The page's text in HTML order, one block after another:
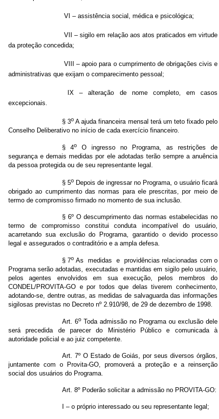
VI – assistência social, médica e psicológica;
VII – sigilo em relação aos atos praticados em virtude
da proteção concedida;
VIII – apoio para o cumprimento de obrigações civis e
administrativas que exijam o comparecimento pessoal;
IX – alteração de nome completo, em casos
excepcionais.
§ 3o A ajuda financeira mensal terá um teto fixado pelo
Conselho Deliberativo no início de cada exercício financeiro.
§ 4o
O ingresso no Programa, as restrições de
segurança e demais medidas por ele adotadas terão sempre a anuência
da pessoa protegida ou de seu representante legal.
§ 5o Depois de ingressar no Programa, o usuário ficará
obrigado ao cumprimento das normas para ele prescritas, por meio de
termo de compromisso firmado no momento de sua inclusão.
§ 6º O descumprimento das normas estabelecidas no
termo de compromisso constitui conduta incompatível do usuário,
acarretando sua exclusão do Programa, garantido o devido processo
legal e assegurados o contraditório e a ampla defesa.
§ 7o As medidas e providências relacionadas com o
Programa serão adotadas, executadas e mantidas em sigilo pelo usuário,
pelos agentes envolvidos em sua execução, pelos membros do
CONDEL/PROVITA-GO e por todos que delas tiverem conhecimento,
adotando-se, dentre outras, as medidas de salvaguarda das informações
sigilosas previstas no Decreto nº 2.910/98, de 29 de dezembro de 1998.
Art. 6o Toda admissão no Programa ou exclusão dele
será precedida de parecer do Ministério Público e comunicada à
autoridade policial e ao juiz competente.
Art. 7º O Estado de Goiás, por seus diversos órgãos,
juntamente com o Provita-GO, promoverá a proteção e a reinserção
social dos usuários do Programa.
Art. 8º Poderão solicitar a admissão no PROVITA-GO:
I – o próprio interessado ou seu representante legal;